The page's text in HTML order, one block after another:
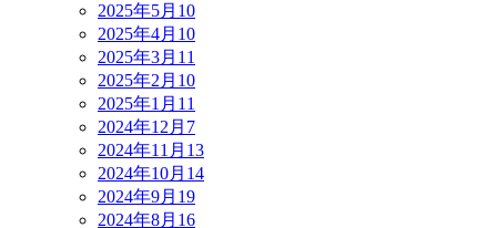
2025年5月 10
2025年4月 10
2025年3月 11
2025年2月 10
2025年1月 11
2024年12月 7
2024年11月 13
2024年10月 14
2024年9月 19
2024年8月 16